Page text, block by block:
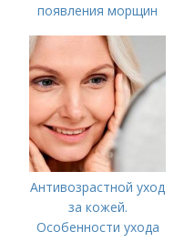
появления морщин
Антивозрастной уход
за кожей.
Особенности ухода